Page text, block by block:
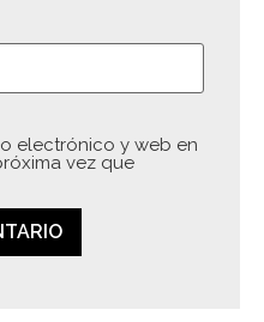
electrónico y web en
vez que